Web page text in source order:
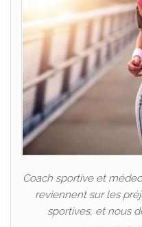
Coach sportive et
reviennent sur les
sportives, et nous